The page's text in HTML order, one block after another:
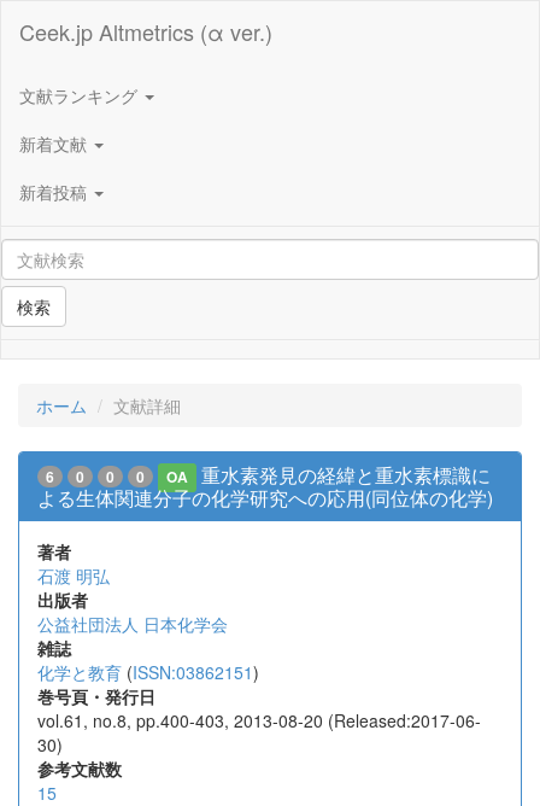
Ceek.jp Altmetrics (α ver.)
文献ランキング
新着文献
新着投稿
検索
ホーム 文献詳細
6 0 0 0 OA
重水素発見の経緯と重水素標識に
よる生体関連分子の化学研究への応用(同位体の化学)
著者
石渡 明弘
出版者
公益社団法人 日本化学会
雑誌
化学と教育 (ISSN:03862151)
巻号頁・発行日
vol.61, no.8, pp.400-403, 2013-08-20 (Released:2017-06-
30)
参考文献数
15